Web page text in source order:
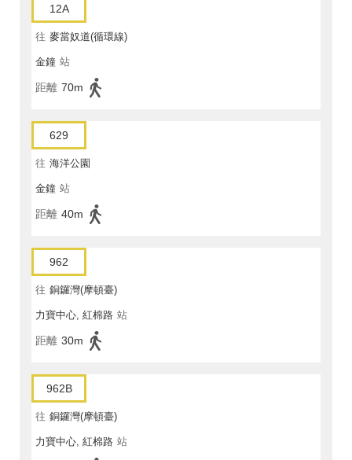
12A
往 麥當奴道(循環線)
金鐘 站
距離 70m
629
往 海洋公園
金鐘 站
距離 40m
962
往 銅鑼灣(摩頓臺)
力寶中心, 紅棉路 站
距離 30m
962B
往 銅鑼灣(摩頓臺)
力寶中心, 紅棉路 站